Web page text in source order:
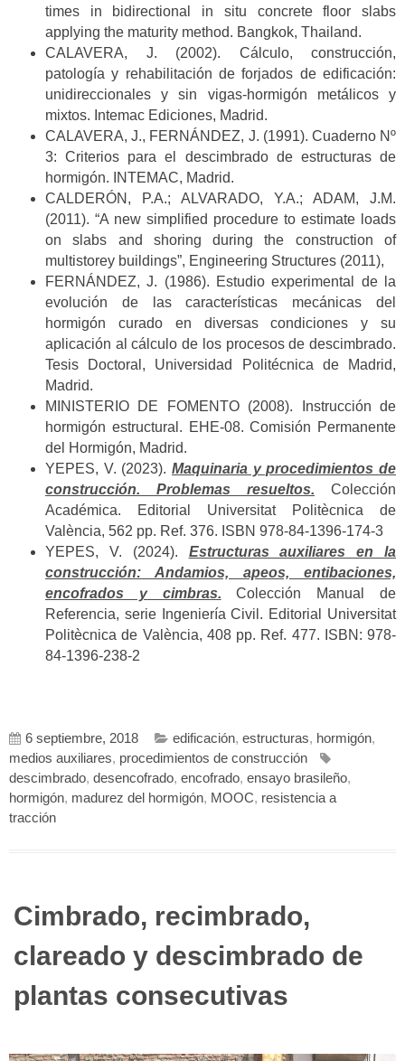
times in bidirectional in situ concrete floor slabs
applying the maturity method. Bangkok, Thailand.
CALAVERA, J. (2002). Cálculo, construcción,
patología y rehabilitación de forjados de edificación:
unidireccionales y sin vigas-hormigón metálicos y
mixtos. Intemac Ediciones, Madrid.
CALAVERA, J., FERNÁNDEZ, J. (1991). Cuaderno Nº
3: Criterios para el descimbrado de estructuras de
hormigón. INTEMAC, Madrid.
CALDERÓN, P.A.; ALVARADO, Y.A.; ADAM, J.M.
(2011). “A new simplified procedure to estimate loads
on slabs and shoring during the construction of
multistorey buildings”, Engineering Structures (2011),
FERNÁNDEZ, J. (1986). Estudio experimental de la
evolución de las características mecánicas del
hormigón curado en diversas condiciones y su
aplicación al cálculo de los procesos de descimbrado.
Tesis Doctoral, Universidad Politécnica de Madrid,
Madrid.
MINISTERIO DE FOMENTO (2008). Instrucción de
hormigón estructural. EHE-08. Comisión Permanente
del Hormigón, Madrid.
YEPES, V. (2023). Maquinaria y procedimientos de
construcción. Problemas resueltos. Colección
Académica. Editorial Universitat Politècnica de
València, 562 pp. Ref. 376. ISBN 978-84-1396-174-3
YEPES, V. (2024). Estructuras auxiliares en la
construcción: Andamios, apeos, entibaciones,
encofrados y cimbras. Colección Manual de
Referencia, serie Ingeniería Civil. Editorial Universitat
Politècnica de València, 408 pp. Ref. 477. ISBN: 978-
84-1396-238-2
6 septiembre, 2018 edificación, estructuras, hormigón,
medios auxiliares, procedimientos de construcción
descimbrado, desencofrado, encofrado, ensayo brasileño,
hormigón, madurez del hormigón, MOOC, resistencia a
tracción
Cimbrado, recimbrado,
clareado y descimbrado de
plantas consecutivas